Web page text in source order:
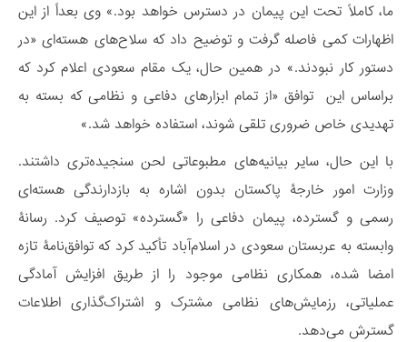
ما، کاملاً تحت این پیمان در دسترس خواهد بود.» وی بعداً از این
اظهارات کمی فاصله گرفت و توضیح داد که سلاح‌های هسته‌ای «در
دستور کار نبودند.» در همین حال، یک مقام سعودی اعلام کرد که
براساس این توافق «از تمام ابزارهای دفاعی و نظامی که بسته به
تهدیدی خاص ضروری تلقی ‌شوند، استفاده خواهد شد.»
با این حال، سایر بیانیه‌های مطبوعاتی لحن سنجیده‌تری داشتند.
وزارت امور خارجۀ پاکستان بدون اشاره به بازدارندگی هسته‌ای
رسمی و گسترده، پیمان دفاعی را «گسترده» توصیف کرد. رسانۀ
وابسته به عربستان سعودی در اسلام‌آباد تأکید کرد که توافق‌نامۀ تازه
امضا شده، همکاری نظامی موجود را از طریق افزایش آمادگی
عملیاتی، رزمایش‌های نظامی مشترک و اشتراک‌گذاری اطلاعات
گسترش می‌دهد.